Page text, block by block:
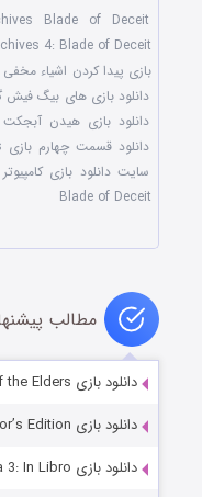
Blade of Deceit
4: Blade of Deceit
بازی پيدا کردن اشياء مخفی
دانلود بازی های بيگ فيش
دانلود بازی هيدن
دانلود قسمت چهارم بازی Criminal Archives
سايت دانلود بازی کامپيوتر
Blade of Deceit
مطالب
دانلود بازی Enchanted Kingdom 5: Descent of the Elders
دانلود بازی Dark Romance 8: Winter Lily Collector’s Edition
دانلود بازی Azada 3: In Libro